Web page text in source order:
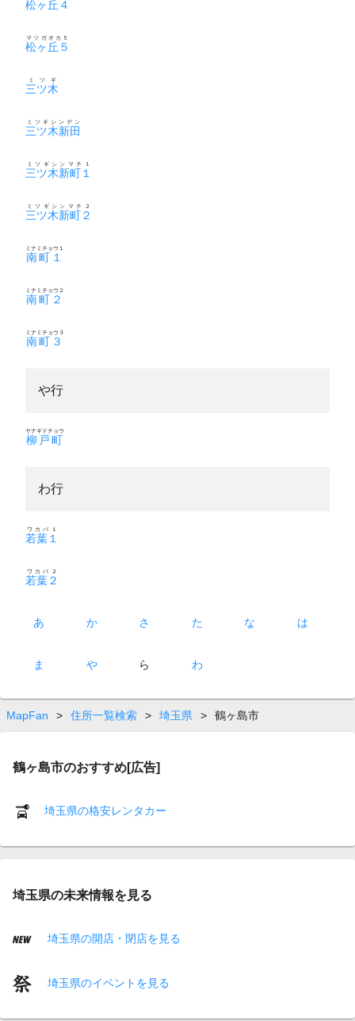
松ヶ丘４
松ヶ丘５
マツガオカ５
三ツ木
ミツギ
三ツ木新田
ミツギシンデン
三ツ木新町１
ミツギシンマチ１
三ツ木新町２
ミツギシンマチ２
南町１
ミナミチョウ１
南町２
ミナミチョウ２
南町３
ミナミチョウ３
や行
柳戸町
ヤナギドチョウ
わ行
若葉１
ワカバ１
若葉２
ワカバ２
あ か さ た な は
ま や ら わ
MapFan > 住所一覧検索 > 埼玉県 > 鶴ヶ島市
鶴ヶ島市のおすすめ[広告]
埼玉県の格安レンタカー
埼玉県の未来情報を見る
埼玉県の開店・閉店を見る
埼玉県のイベントを見る